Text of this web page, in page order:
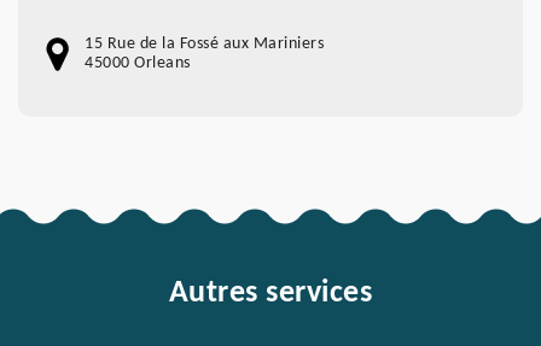
15 Rue de la Fossé aux Mariniers
45000 Orleans
Autres services